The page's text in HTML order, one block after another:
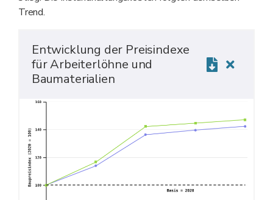
Trend.
Entwicklung der Preisindexe
für Arbeiterlöhne und
Baumaterialien